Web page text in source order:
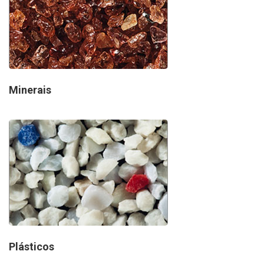
Minerais
Plásticos